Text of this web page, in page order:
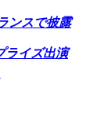
ンスで披露
ライズ出演